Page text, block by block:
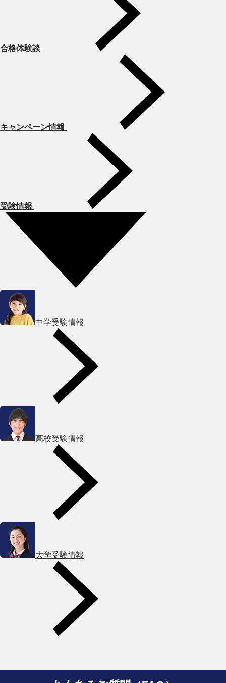
合格体験談
キャンペーン情報
受験情報
中学受験情報
高校受験情報
大学受験情報